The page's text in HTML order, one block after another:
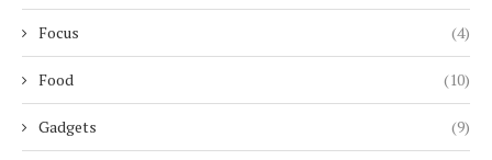
Focus (4)
Food (10)
Gadgets (9)